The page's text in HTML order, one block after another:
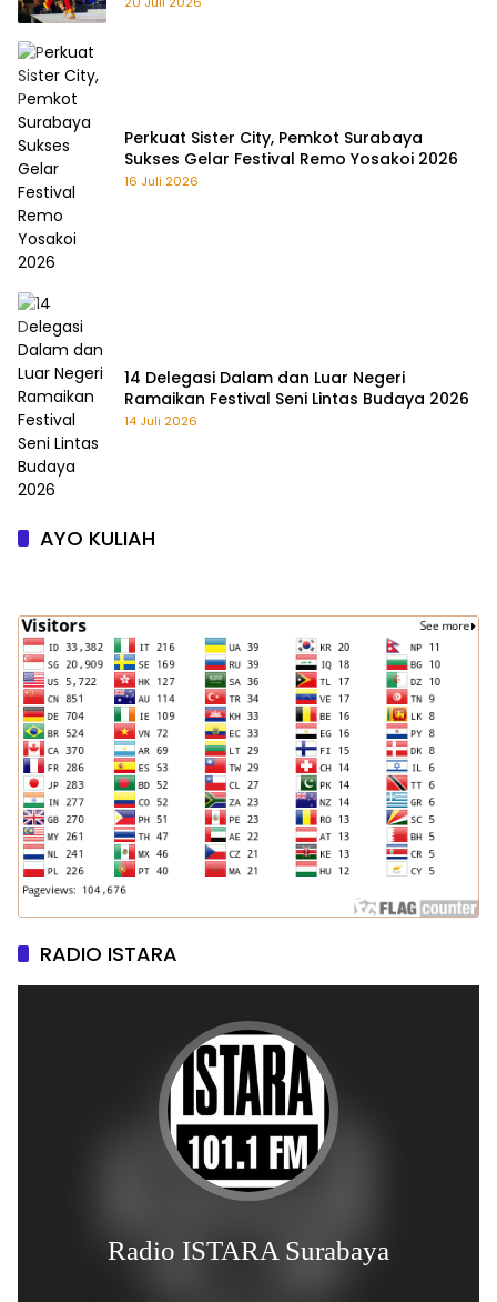
Perkuat Sister City, Pemkot Surabaya
Sukses Gelar Festival Remo Yosakoi 2026
16 Juli 2026
14 Delegasi Dalam dan Luar Negeri
Ramaikan Festival Seni Lintas Budaya 2026
14 Juli 2026
AYO KULIAH
RADIO ISTARA